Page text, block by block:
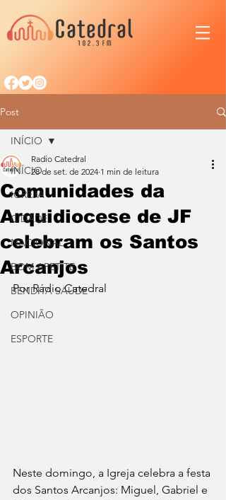
Post
INÍCIO
IGREJA
CIDADE
NACIONAL
BOM APETITE
BENDITA SAÚDE
OPINIÃO
ESPORTE
INÍCIO
Comunidades da
Arquidiocese de JF
celebram os Santos
Arcanjos
Radio Catedral
28 de set. de 2024 1 min de leitura
Por Rádio Catedral
Neste domingo, a Igreja celebra a festa
dos Santos Arcanjos: Miguel, Gabriel e